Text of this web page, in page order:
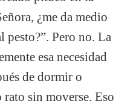
¿me da medio
Pero no. La
esa necesidad
de dormir o
rato sin moverse. Eso